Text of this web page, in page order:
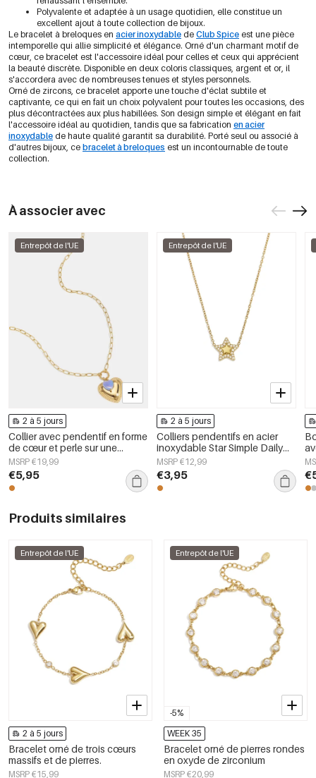
Polyvalente et adaptée à un usage quotidien, elle constitue un
excellent ajout à toute collection de bijoux.
Le bracelet à breloques en acier inoxydable de Club Spice est une pièce
intemporelle qui allie simplicité et élégance. Orné d'un charmant motif de
cœur, ce bracelet est l'accessoire idéal pour celles et ceux qui apprécient
la beauté discrète. Disponible en deux coloris classiques, argent et or, il
s'accordera avec de nombreuses tenues et styles personnels.
Orné de zircons, ce bracelet apporte une touche d'éclat subtile et
captivante, ce qui en fait un choix polyvalent pour toutes les occasions, des
plus décontractées aux plus habillées. Son design simple et élégant en fait
l'accessoire idéal au quotidien, tandis que sa fabrication en acier
inoxydable de haute qualité garantit sa durabilité. Porté seul ou associé à
d'autres bijoux, ce bracelet à breloques est un incontournable de toute
collection.
À associer avec
Entrepôt de l'UE
2 à 5 jours
Collier avec pendentif en forme
de cœur et perle sur une
bague
MSRP €19,99
€5,95
Entrepôt de l'UE
2 à 5 jours
Colliers pendentifs en acier
inoxydable Star Simple Daily
Simple Series Bijoux pour
femmes
MSRP €12,99
€3,95
Produits similaires
Entrepôt de l'UE
2 à 5 jours
Bracelet orné de trois cœurs
massifs et de pierres.
MSRP €15,99
-5%
Entrepôt de l'UE
WEEK 35
Bracelet orné de pierres rondes
en oxyde de zirconium
MSRP €20,99